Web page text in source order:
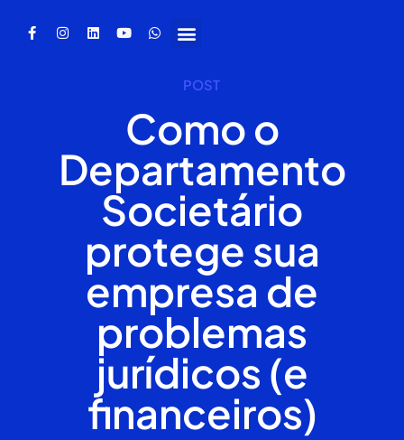
POST
Como o
Departamento
Societário
protege sua
empresa de
problemas
jurídicos (e
financeiros)